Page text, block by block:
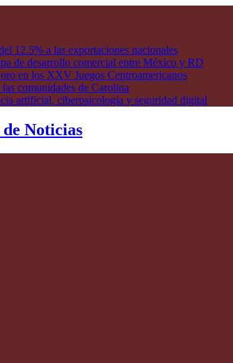
12.5% a las exportaciones nacionales
de desarrollo comercial entre México y RD
en los XXV Juegos Centroamericanos
comunidades de Carolina
artificial, ciberpsicología y seguridad digital
Noticias